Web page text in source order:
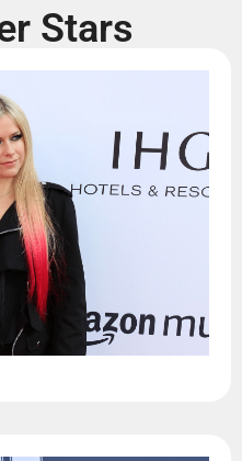
Stars